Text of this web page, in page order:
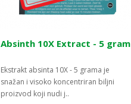
Absinth 10X Extract - 5 gram
Ekstrakt absinta 10X - 5 grama je
snažan i visoko koncentriran biljni
proizvod koji nudi j..